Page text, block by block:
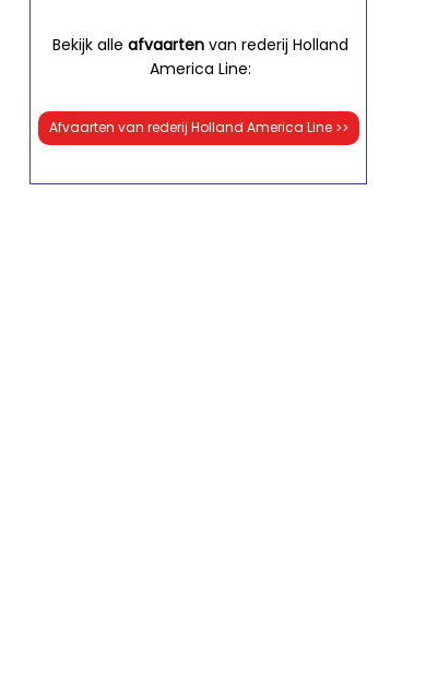
Bekijk alle afvaartenvan rederij Holland
America Line:
Afvaarten van rederij Holland America Line >>